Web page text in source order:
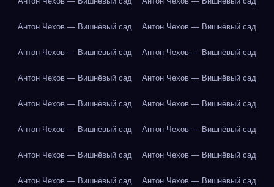
Антон Чехов — Вишнёвый сад Антон Чехов — Вишнёвый сад
Антон Чехов — Вишнёвый сад Антон Чехов — Вишнёвый сад
Антон Чехов — Вишнёвый сад Антон Чехов — Вишнёвый сад
Антон Чехов — Вишнёвый сад Антон Чехов — Вишнёвый сад
Антон Чехов — Вишнёвый сад Антон Чехов — Вишнёвый сад
Антон Чехов — Вишнёвый сад Антон Чехов — Вишнёвый сад
Антон Чехов — Вишнёвый сад Антон Чехов — Вишнёвый сад